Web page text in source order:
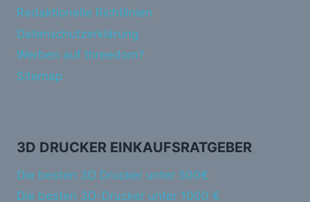
Redaktionelle Richtlinien
Datenschutzerklärung
Werben auf threedom?
Sitemap
3D DRUCKER EINKAUFSRATGEBER
Die besten 3D Drucker unter 500€
Die besten 3D-Drucker unter 1000 €